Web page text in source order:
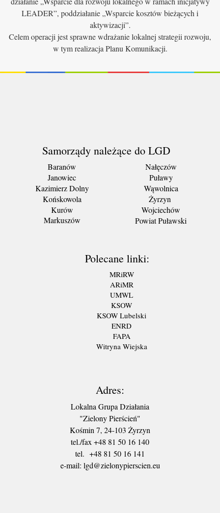
LEADER”, poddziałanie „Wsparcie kosztów bieżących i
aktywizacji”.
Celem operacji jest sprawne wdrażanie lokalnej strategii rozwoju,
w tym realizacja Planu Komunikacji.
Samorządy należące do LGD
Baranów
Janowiec
Kazimierz Dolny
Końskowola
Kurów
Markuszów
Nałęczów
Puławy
Wąwolnica
Żyrzyn
Wojciechów
Powiat Puławski
Polecane linki:
MRiRW
ARiMR
UMWL
KSOW
KSOW Lubelski
ENRD
FAPA
Witryna Wiejska
Adres:
Lokalna Grupa Działania
"Zielony Pierścień"
Kośmin 7, 24-103 Żyrzyn
tel./fax +48 81 50 16 140
tel. +48 81 50 16 141
​e-mail: lgd@zielonypierscien.eu